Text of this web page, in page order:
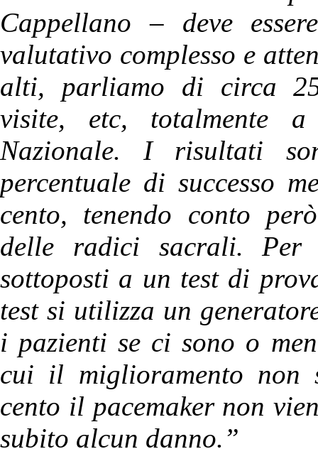
Cappellano – deve
valutativo complesso e
alti, parliamo di circa
visite, etc, totalmente
Nazionale. I risultati
percentuale di successo
cento, tenendo conto
delle radici sacrali. Per
sottoposti a un test di
test si utilizza un
i pazienti se ci sono o
cui il miglioramento non
cento il pacemaker non
subito alcun danno.”